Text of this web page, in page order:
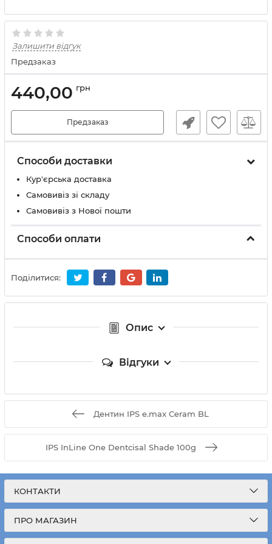
Залишити відгук
Предзаказ
440,00 грн
Предзаказ
Способи доставки
Кур'єрська доставка
Самовивіз зі складу
Самовивіз з Нової пошти
Способи оплати
Поділитися:
Опис
Відгуки
Дентин IPS e.max Ceram BL
IPS InLine One Dentcisal Shade 100g
КОНТАКТИ
ПРО МАГАЗИН